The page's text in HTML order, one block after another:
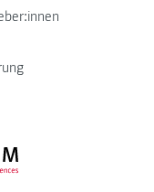
FH JOANNEUM Logo